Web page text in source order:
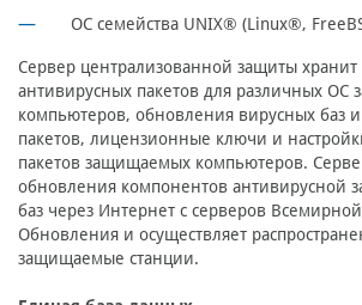
ОС семейства UNIX® (Linux®,
Сервер централизованной защиты хранит
антивирусных пакетов для различных
компьютеров, обновления вирусных баз
пакетов, лицензионные ключи и
пакетов защищаемых компьютеров.
обновления компонентов антивирусной
баз через Интернет с серверов
Обновления и осуществляет
защищаемые станции.